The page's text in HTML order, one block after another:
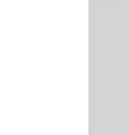
inférieur à 2
/ 5000 watts PeP